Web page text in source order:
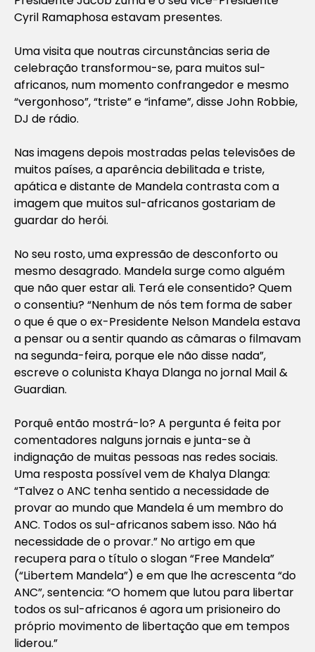
Cyril Ramaphosa estavam presentes.
Uma visita que noutras circunstâncias seria de
celebração transformou-se, para muitos sul-
africanos, num momento confrangedor e mesmo
“vergonhoso”, “triste” e “infame”, disse John Robbie,
DJ de rádio.
Nas imagens depois mostradas pelas televisões de
muitos países, a aparência debilitada e triste,
apática e distante de Mandela contrasta com a
imagem que muitos sul-africanos gostariam de
guardar do herói.
No seu rosto, uma expressão de desconforto ou
mesmo desagrado. Mandela surge como alguém
que não quer estar ali. Terá ele consentido? Quem
o consentiu? “Nenhum de nós tem forma de saber
o que é que o ex-Presidente Nelson Mandela estava
a pensar ou a sentir quando as câmaras o filmavam
na segunda-feira, porque ele não disse nada”,
escreve o colunista Khaya Dlanga no jornal Mail &
Guardian.
Porquê então mostrá-lo? A pergunta é feita por
comentadores nalguns jornais e junta-se à
indignação de muitas pessoas nas redes sociais.
Uma resposta possível vem de Khalya Dlanga:
“Talvez o ANC tenha sentido a necessidade de
provar ao mundo que Mandela é um membro do
ANC. Todos os sul-africanos sabem isso. Não há
necessidade de o provar.” No artigo em que
recupera para o título o slogan “Free Mandela”
(“Libertem Mandela”) e em que lhe acrescenta “do
ANC”, sentencia: “O homem que lutou para libertar
todos os sul-africanos é agora um prisioneiro do
próprio movimento de libertação que em tempos
liderou.”